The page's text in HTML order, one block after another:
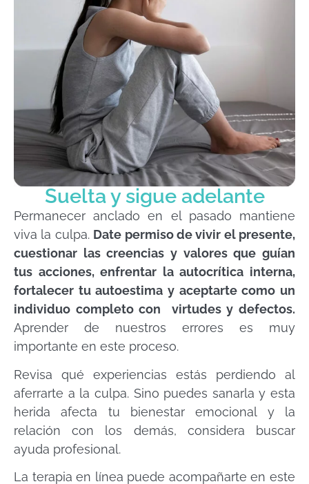
Suelta y sigue adelante
Permanecer anclado en el pasado mantiene
viva la culpa. Date permiso de vivir el presente,
cuestionar las creencias y valores que guían
tus acciones, enfrentar la autocrítica interna,
fortalecer tu autoestima y aceptarte como un
individuo completo con virtudes y defectos.
Aprender de nuestros errores es muy
importante en este proceso.
Revisa qué experiencias estás perdiendo al
aferrarte a la culpa. Sino puedes sanarla y esta
herida afecta tu bienestar emocional y la
relación con los demás, considera buscar
ayuda profesional.
La terapia en línea puede acompañarte en este